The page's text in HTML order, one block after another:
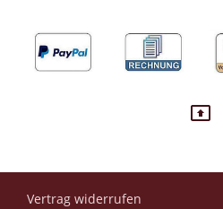
Vertrag widerrufen